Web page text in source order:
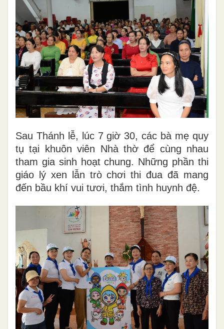
Sau Thánh lễ, lúc 7 giờ 30, các bà mẹ quy
tụ tại khuôn viên Nhà thờ để cùng nhau
tham gia sinh hoạt chung. Những phần thi
giáo lý xen lẫn trò chơi thi đua đã mang
đến bầu khí vui tươi, thắm tình huynh đệ.